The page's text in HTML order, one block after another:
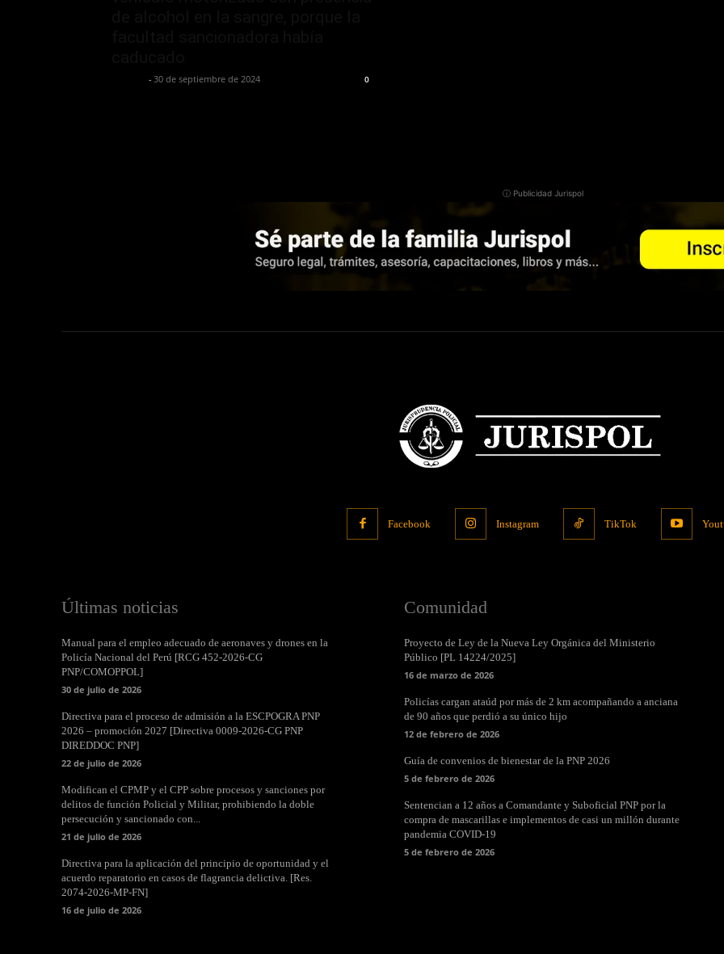
- 30 de septiembre de 2024 0
ⓘ Publicidad Jurispol
Facebook Instagram TikTok
Últimas noticias
Manual para el empleo adecuado de aeronaves y drones en la
Policía Nacional del Perú [RCG 452-2026-CG
PNP/COMOPPOL]
30 de julio de 2026
Directiva para el proceso de admisión a la ESCPOGRA PNP
2026 – promoción 2027 [Directiva 0009-2026-CG PNP
DIREDDOC PNP]
22 de julio de 2026
Modifican el CPMP y el CPP sobre procesos y sanciones por
delitos de función Policial y Militar, prohibiendo la doble
persecución y sancionado con...
21 de julio de 2026
Directiva para la aplicación del principio de oportunidad y el
acuerdo reparatorio en casos de flagrancia delictiva. [Res.
2074-2026-MP-FN]
16 de julio de 2026
Comunidad
Proyecto de Ley de la Nueva Ley Orgánica del Ministerio
Público [PL 14224/2025]
16 de marzo de 2026
Policías cargan ataúd por más de 2 km acompañando a anciana
de 90 años que perdió a su único hijo
12 de febrero de 2026
Guía de convenios de bienestar de la PNP 2026
5 de febrero de 2026
Sentencian a 12 años a Comandante y Suboficial PNP por la
compra de mascarillas e implementos de casi un millón durante
pandemia COVID-19
5 de febrero de 2026